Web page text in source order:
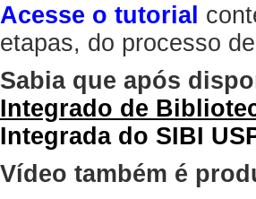
Acesse o tutorial
etapas, do processo
Sabia que após
Integrado de
Integrada do SIBI
Vídeo também é